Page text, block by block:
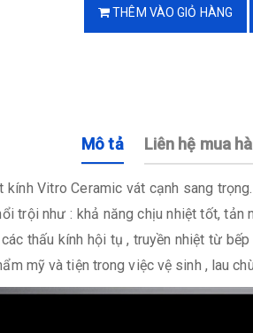
THÊM VÀO GIỎ HÀNG
Mô tả Liên hệ mua
kính Vitro Ceramic vát cạnh sang
trội như : khả năng chịu nhiệt tốt,
thấu kính hội tụ , truyền nhiệt từ
mỹ và tiện trong việc vệ sinh , lau